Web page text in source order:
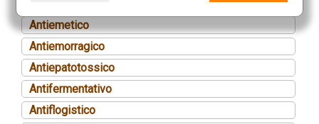
Antiemetico
Antiemorragico
Antiepatotossico
Antifermentativo
Antiflogistico